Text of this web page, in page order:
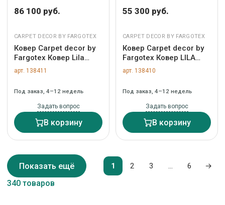
86 100 руб.
CARPET DECOR BY FARGOTEX
Ковер Carpet decor by
Fargotex Ковер Lila
Rosa 200х300 см арт.
C1367
арт. 138411
Под заказ, 4–12 недель
Задать вопрос
В корзину
55 300 руб.
CARPET DECOR BY FARGOTEX
Ковер Carpet decor by
Fargotex Ковер LILA
ROSA 160x230 см арт.
C1366
арт. 138410
Под заказ, 4–12 недель
Задать вопрос
В корзину
Показать ещё 1 2 3 6 →
340 товаров